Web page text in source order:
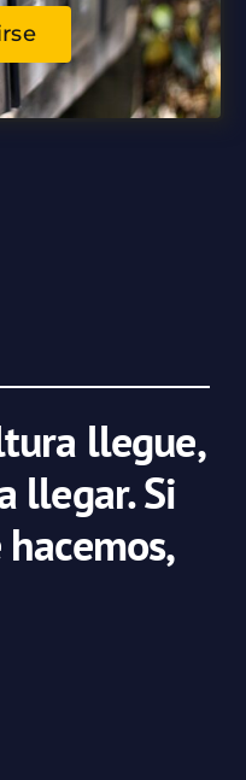
llegue,
llegar. Si